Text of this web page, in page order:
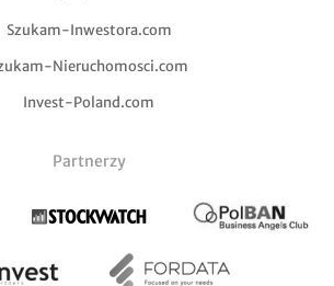
Szukam-Inwestora.com
Nieruchomosci.com
Invest-Poland.com
Partnerzy